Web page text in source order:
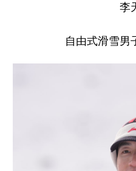
李
自由式滑雪男